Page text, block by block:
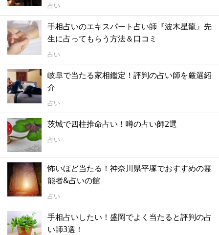
占い
手相占いのエキスパート占い師『波木星龍』先
生に占ってもらう方法＆口コミ
占い
岐阜で当たる家相鑑定！評判の占い師を厳選紹
介
占い
茨城で四柱推命占い！噂の占い師2選
占い
怖いほど当たる！神奈川県平塚でおすすめの霊
能者&占いの館
占い
手相占いしたい！盛岡でよく当たると評判の占
い師3選！